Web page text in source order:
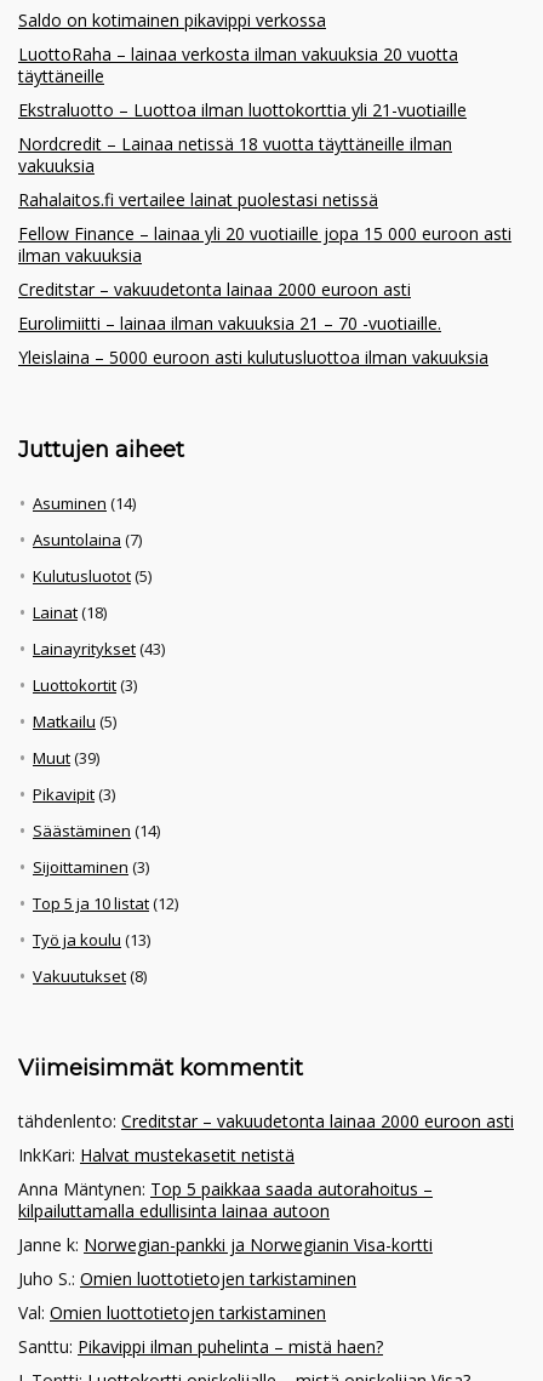
Saldo on kotimainen pikavippi verkossa
LuottoRaha – lainaa verkosta ilman vakuuksia 20 vuotta
täyttäneille
Ekstraluotto – Luottoa ilman luottokorttia yli 21-vuotiaille
Nordcredit – Lainaa netissä 18 vuotta täyttäneille ilman
vakuuksia
Rahalaitos.fi vertailee lainat puolestasi netissä
Fellow Finance – lainaa yli 20 vuotiaille jopa 15 000 euroon asti
ilman vakuuksia
Creditstar – vakuudetonta lainaa 2000 euroon asti
Eurolimiitti – lainaa ilman vakuuksia 21 – 70 -vuotiaille.
Yleislaina – 5000 euroon asti kulutusluottoa ilman vakuuksia
Juttujen aiheet
Asuminen (14)
Asuntolaina (7)
Kulutusluotot(5)
Lainat(18)
Lainayritykset(43)
Luottokortit(3)
Matkailu (5)
Muut(39)
Pikavipit(3)
Säästäminen (14)
Sijoittaminen (3)
Top 5 ja 10 listat(12)
Työ ja koulu (13)
Vakuutukset(8)
Viimeisimmät kommentit
tähdenlento: Creditstar – vakuudetonta lainaa 2000 euroon asti
InkKari: Halvat mustekasetit netistä
Anna Mäntynen: Top 5 paikkaa saada autorahoitus –
kilpailuttamalla edullisinta lainaa autoon
Janne k: Norwegian-pankki ja Norwegianin Visa-kortti
Juho S.: Omien luottotietojen tarkistaminen
Val: Omien luottotietojen tarkistaminen
Santtu: Pikavippi ilman puhelinta – mistä haen?